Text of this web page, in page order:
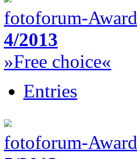
fotoforum-Award
4/2013
»Free choice«
Entries
fotoforum-Award